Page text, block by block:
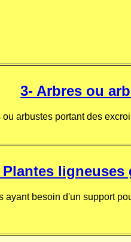
3- Arbres ou
ou arbustes portant des
Plantes ligneuses
ayant besoin d'un support